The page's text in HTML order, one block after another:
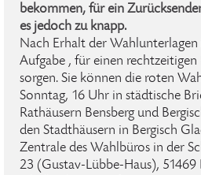
bekommen, für ein
es jedoch zu knapp.
Nach Erhalt der Wahlunterlagen
Aufgabe , für einen rechtzeitigen
sorgen. Sie können die roten
Sonntag, 16 Uhr in städtische
Rathäusern Bensberg und
den Stadthäusern in Bergisch
Zentrale des Wahlbüros in der
23 (Gustav-Lübbe-Haus), 51469